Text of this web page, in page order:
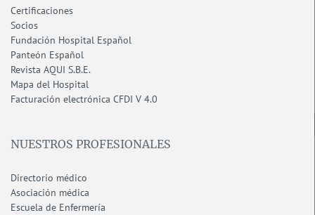
Certificaciones
Socios
Fundación Hospital Español
Panteón Español
Revista AQUI S.B.E.
Mapa del Hospital
Facturación electrónica CFDI V 4.0
NUESTROS PROFESIONALES
Directorio médico
Asociación médica
Escuela de Enfermería